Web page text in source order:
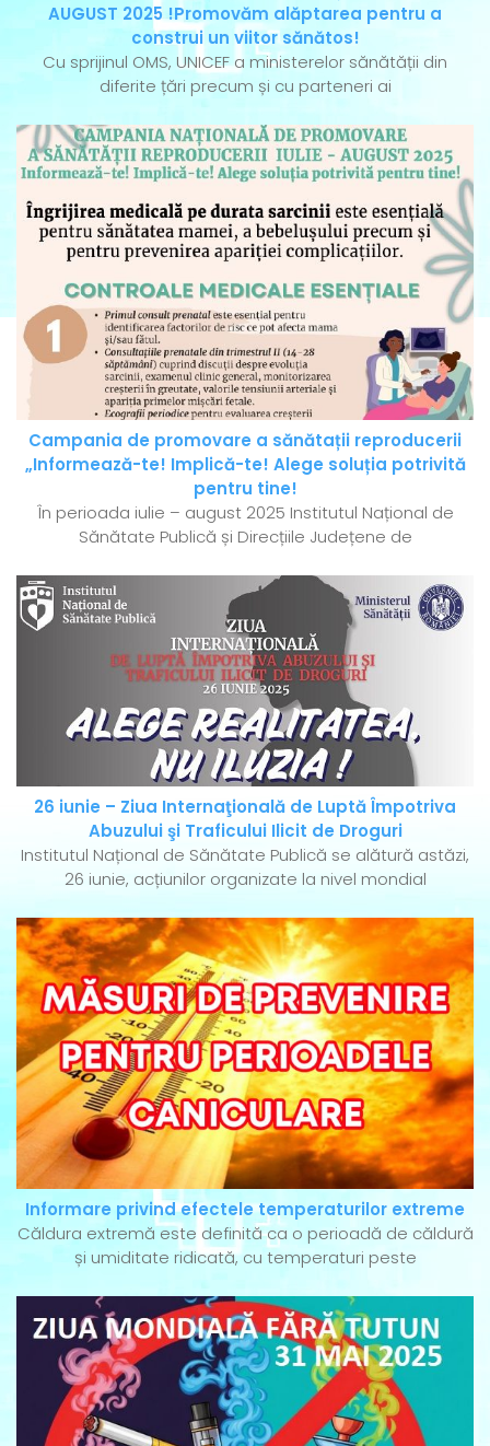
AUGUST 2025 !Promovăm alăptarea pentru a
construi un viitor sănătos!
Cu sprijinul OMS, UNICEF a ministerelor sănătății din
diferite țări precum și cu parteneri ai
Campania de promovare a sănătații reproducerii
„Informează-te! Implică-te! Alege soluția potrivită
pentru tine!
În perioada iulie – august 2025 Institutul Național de
Sănătate Publică și Direcțiile Județene de
26 iunie – Ziua Internaţională de Luptă Împotriva
Abuzului şi Traficului Ilicit de Droguri
Institutul Național de Sănătate Publică se alătură astăzi,
26 iunie, acțiunilor organizate la nivel mondial
Informare privind efectele temperaturilor extreme
Căldura extremă este definită ca o perioadă de căldură
și umiditate ridicată, cu temperaturi peste